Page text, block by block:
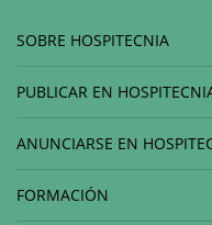
SOBRE HOSPITECNIA
PUBLICAR EN
ANUNCIARSE EN
FORMACIÓN